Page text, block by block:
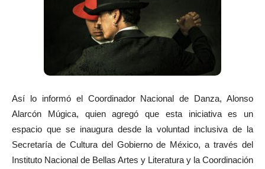
Así lo informó el Coordinador Nacional de Danza, Alonso
Alarcón Múgica, quien agregó que esta iniciativa es un
espacio que se inaugura desde la voluntad inclusiva de la
Secretaría de Cultura del Gobierno de México, a través del
Instituto Nacional de Bellas Artes y Literatura y la Coordinación